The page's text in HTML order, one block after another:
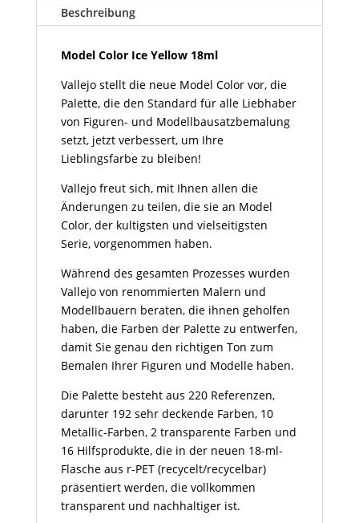
18mlBeschreibung
Model Color Ice Yellow 18ml
Vallejo stellt die neue Model Color vor, die
Palette, die den Standard für alle Liebhaber
von Figuren- und Modellbausatzbemalung
setzt, jetzt verbessert, um Ihre
Lieblingsfarbe zu bleiben!
Vallejo freut sich, mit Ihnen allen die
Änderungen zu teilen, die sie an Model
Color, der kultigsten und vielseitigsten
Serie, vorgenommen haben.
Während des gesamten Prozesses wurden
Vallejo von renommierten Malern und
Modellbauern beraten, die ihnen geholfen
haben, die Farben der Palette zu entwerfen,
damit Sie genau den richtigen Ton zum
Bemalen Ihrer Figuren und Modelle haben.
Die Palette besteht aus 220 Referenzen,
darunter 192 sehr deckende Farben, 10
Metallic-Farben, 2 transparente Farben und
16 Hilfsprodukte, die in der neuen 18-ml-
Flasche aus r-PET (recycelt/recycelbar)
präsentiert werden, die vollkommen
transparent und nachhaltiger ist.